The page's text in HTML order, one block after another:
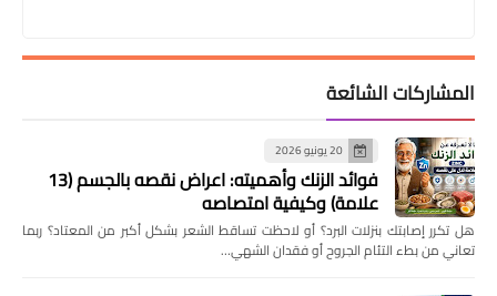
المشاركات الشائعة
20 يونيو 2026
فوائد الزنك وأهميته: اعراض نقصه بالجسم (13
علامة) وكيفية امتصاصه
هل تكرر إصابتك بنزلات البرد؟ أو لاحظت تساقط الشعر بشكل أكبر من المعتاد؟ ربما
تعاني من بطء التئام الجروح أو فقدان الشهي…